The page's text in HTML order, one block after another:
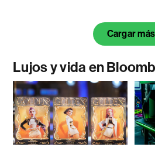
Cargar más
Lujos y vida en